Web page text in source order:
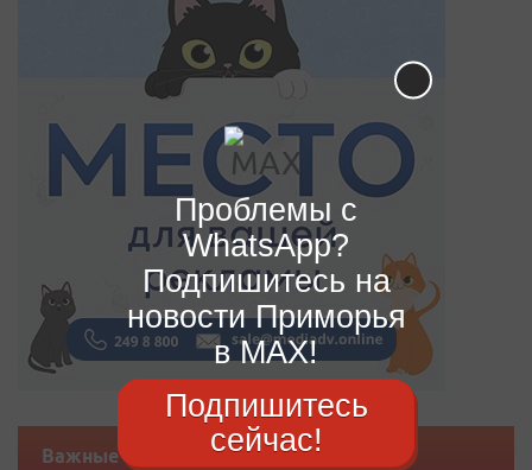
Важные новости
Проблемы с
WhatsApp?
Подпишитесь на
новости Приморья
в MAX!
Подпишитесь
сейчас!